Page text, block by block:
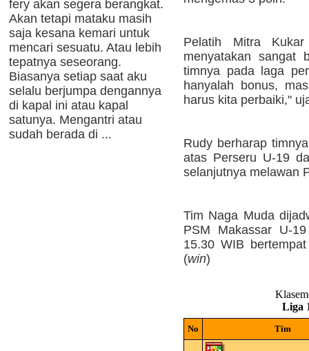
fery akan segera berangkat.
Akan tetapi mataku masih
saja kesana kemari untuk
mencari sesuatu. Atau lebih
tepatnya seseorang.
Biasanya setiap saat aku
selalu berjumpa dengannya
di kapal ini atau kapal
satunya. Mengantri atau
sudah berada di ...
Pelatih Mitra
menyatakan sangat
timnya pada laga
hanyalah bonus,
harus kita perbaiki,"
Rudy berharap
atas Perseru U-19
selanjutnya melawan
Tim Naga Muda
PSM Makassar U-
15.30 WIB
(win)
Liga
No Tim